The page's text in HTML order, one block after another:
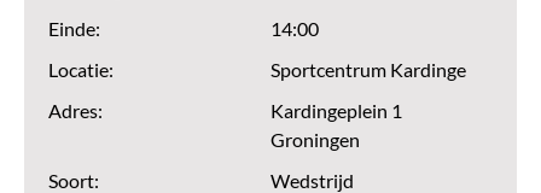
Einde:
14:00
Locatie:
Sportcentrum Kardinge
Adres:
Kardingeplein 1
Groningen
Soort:
Wedstrijd